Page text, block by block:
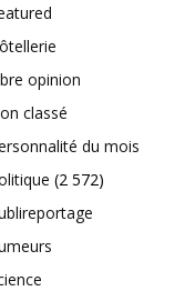
opinion
classé
du mois
(2 572)